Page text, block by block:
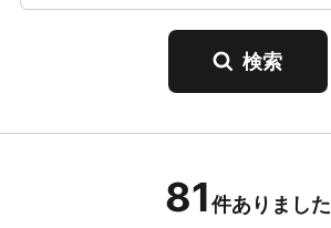
81件ありました